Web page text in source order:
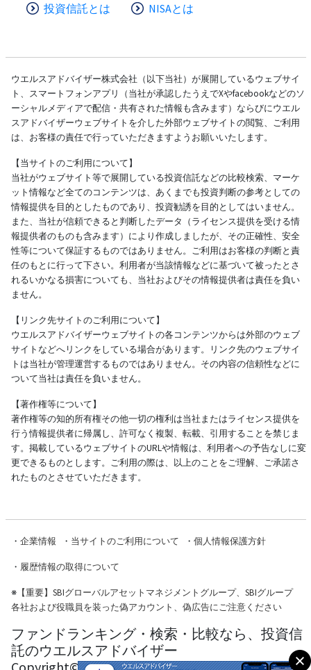
投資信託とは NISAとは
ウエルスアドバイザー株式会社（以下当社）が展開しているウェブサイ
ト、スマートフォンアプリ（当社が承認したうえでXやfacebookなどのソ
ーシャルメディアで配信・共有された情報も含みます）ならびにウエル
スアドバイザーウェブサイトを介した外部ウェブサイトの閲覧、ご利用
は、お客様の責任で行っていただきますようお願いいたします。
【当サイトのご利用について】
当社がウェブサイト等で展開している投資信託などの比較検索、マーケ
ット情報など全てのコンテンツは、あくまでも投資判断の参考としての
情報提供を目的としたものであり、投資勧誘を目的としてはいません。
また、当社が信頼できると判断したデータ（ライセンス提供を受ける情
報提供者のものも含みます）により作成しましたが、その正確性、安全
性等について保証するものではありません。ご利用はお客様の判断と責
任のもとに行って下さい。利用者が当該情報などに基づいて被ったとさ
れるいかなる損害についても、当社およびその情報提供者は責任を負い
ません。
【リンク先サイトのご利用について】
ウエルスアドバイザーウェブサイトの各コンテンツからは外部のウェブ
サイトなどへリンクをしている場合があります。リンク先のウェブサイ
トは当社が管理運営するものではありません。その内容の信頼性などに
ついて当社は責任を負いません。
【著作権等について】
著作権等の知的所有権その他一切の権利は当社またはライセンス提供を
行う情報提供者に帰属し、許可なく複製、転載、引用することを禁じま
す。掲載しているウェブサイトのURLや情報は、利用者への予告なしに変
更できるものとします。ご利用の際は、以上のことをご理解、ご承諾さ
れたものとさせていただきます。
・ 企業情報 ・ 当サイトのご利用について ・ 個人情報保護方針
・ 履歴情報の取得について
※【重要】SBIグローバルアセットマネジメントグループ、SBIグループ
各社および役職員を装った偽アカウント、偽広告にご注意ください
ファンドランキング・検索・比較なら、投資信
託のウエルスアドバイザー